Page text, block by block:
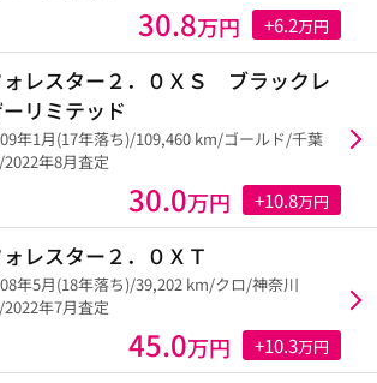
30.8万円 +6.2万円
ォレスター２．０ＸＳ ブラックレ
リミテッド
年1月(17年落ち)/109,460 km/ゴールド/千葉
2022年8月査定
30.0万円 +10.8万円
ォレスター２．０ＸＴ
年5月(18年落ち)/39,202 km/クロ/神奈川
2022年7月査定
45.0万円 +10.3万円